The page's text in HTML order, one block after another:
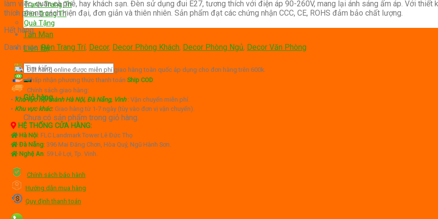
Tranh Trang Trí
Đèn Trang Trí
Quà Tặng
Tản Mạn
Liên Hệ
Tìm
kiếm:
Giỏ hàng
Chưa có sản phẩm trong giỏ hàng.
210,000₫.là:
190,000₫.
làm việc, quán cà phê, hay khách sạn. Đèn sử dụng đui E27, tương thích với điện áp 90-260V, mang lại ánh sáng ấm áp. Với thiết
thích phong cách hiện đại, đơn giản và thiên nhiên. Sản phẩm đạt các chứng nhận CCC, CE, ROHS đảm bảo chất lượng.
Hết hàng
Danh mục:Đèn Trang Trí, Decor, Decor Phòng Khách, Decor Phòng Ngủ, Decor Văn Phòng
Đặt hàng online được miễn phí giao hàng toàn quốc áp dụng cho đơn hàng trên 600k.
Chấp nhận phương thức thanh toán Ship COD
Chính sách giao hàng:
• Khu vực nội thành Hà Nội, Đà Nẵng, Vinh: Vận chuyển miễn phí.
• Khu vực khác: Giao hàng từ 1-7 ngày (tùy vào đơn vị vận chuyển).
HỆ THỐNG CỬA HÀNG:
Hà Nội: FLC Landmark Tower Lê Đức Thọ
Đà Nẵng: 396 Mai Đăng Chơn, Hòa Quý, Ngũ Hành Sơn.
Nghệ An: 59 Lê Lợi, Tp. Vinh.
Chính sách bảo hành
Hướng dẫn mua hàng
Quy định thanh toán